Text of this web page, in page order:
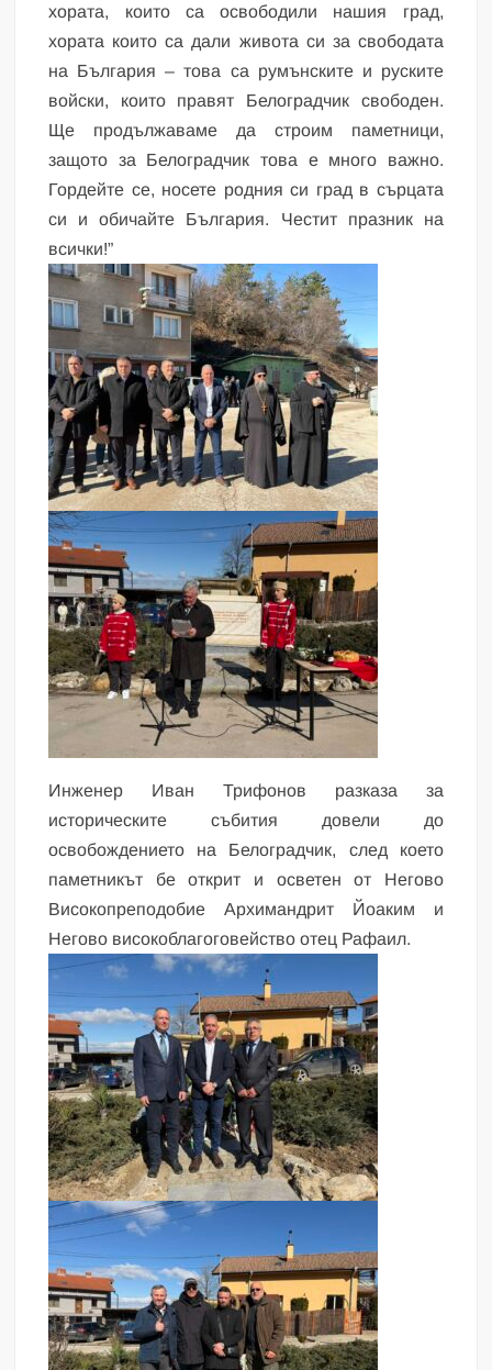
хората, които са освободили нашия град,
хората които са дали живота си за свободата
на България – това са румънските и руските
войски, които правят Белоградчик свободен.
Ще продължаваме да строим паметници,
защото за Белоградчик това е много важно.
Гордейте се, носете родния си град в сърцата
си и обичайте България. Честит празник на
всички!”
Инженер Иван Трифонов разказа за
историческите събития довели до
освобождението на Белоградчик, след което
паметникът бе открит и осветен от Негово
Високопреподобие Архимандрит Йоаким и
Негово високоблагоговейство отец Рафаил.